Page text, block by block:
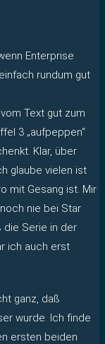
Enterprise
rundum gut
Text gut zum
3 „aufpeppen“
Klar, über
glaube vielen ist
mit Gesang ist. Mir
nie bei Star
die Serie in der
ich auch erst
ganz, daß
wurde. Ich finde
ersten beiden